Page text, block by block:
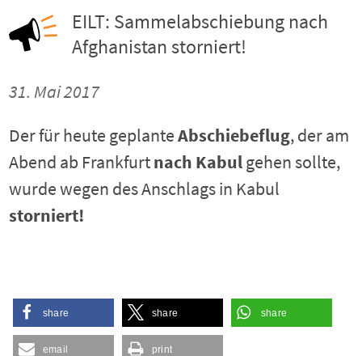
EILT: Sammelabschiebung nach
Afghanistan storniert!
31. Mai 2017
Der für heute geplanteAbschiebeflug, der am
Abend ab Frankfurtnach Kabulgehen sollte,
wurde wegen des Anschlags in Kabul
storniert!
share share share
email print